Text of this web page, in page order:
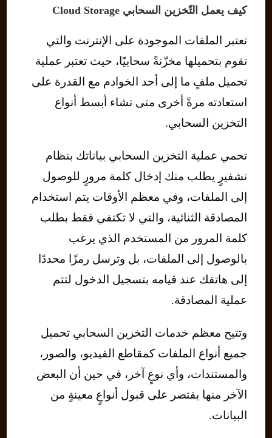
كيف يعمل التّخزين السحابي Cloud Storage
تعتبر الملفات الموجودة على الإنترنت والتي
تقوم بتحميلها مخزّنةً سحابيًا، حيث تعتبر عملية
تحميل ملفٍ ما إلى أحد الخوادم مع القدرة على
استعادته مرةً أخرى متى تشاء أبسط أنواع
التخزين السحابي.
تحمي عملية التخزين السحابي بياناتك بنظام
تشفيرٍ يطلب منك إدخال كلمة مرورٍ للوصول
إلى الملفات، وفي معظم الأوقات يتم استخدام
المصادقة الثنائية، والتي لا تكتفي فقط بطلب
كلمة المرور من المستخدم الذي يرغب
بالوصول إلى الملفات، بل وترسل رمزًا محددًا
إلى هاتفك عند قيامه بتسجيل الدخول لتتم
عملية المصادقة.
وتتيح معظم خدمات التخزين السحابي تحميل
جميع أنواع الملفات كمقاطع الفيديو، والصور،
والمستندات، وأي نوعٍ آخر، في حين أن البعض
الآخر منها يقتصر على قبول أنواعٍ معينةٍ من
البيانات.